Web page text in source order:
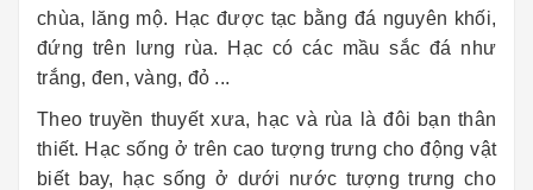
chùa, lăng mộ. Hạc được tạc bằng đá nguyên khối,
đứng trên lưng rùa. Hạc có các mầu sắc đá như
trắng, đen, vàng, đỏ ...
Theo truyền thuyết xưa, hạc và rùa là đôi bạn thân
thiết. Hạc sống ở trên cao tượng trưng cho động vật
biết bay, hạc sống ở dưới nước tượng trưng cho